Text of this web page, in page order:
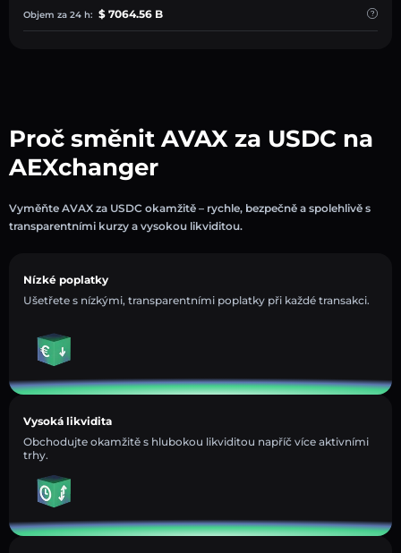
Objem za 24 h: $ 7064.56 B
Proč směnit AVAX za USDC na
AEXchanger
Vyměňte AVAX za USDC okamžitě – rychle, bezpečně a spolehlivě s
transparentními kurzy a vysokou likviditou.
Nízké poplatky
Ušetřete s nízkými, transparentními poplatky při každé transakci.
Vysoká likvidita
Obchodujte okamžitě s hlubokou likviditou napříč více aktivními
trhy.